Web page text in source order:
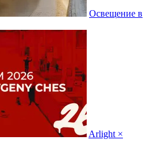
Освещение в
Arlight ×